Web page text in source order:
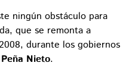
ningún obstáculo para
que se remonta a
durante los gobiernos
Nieto.